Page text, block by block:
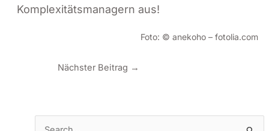
Komplexitätsmanagern aus!
Foto: © anekoho – fotolia.com
Nächster Beitrag →